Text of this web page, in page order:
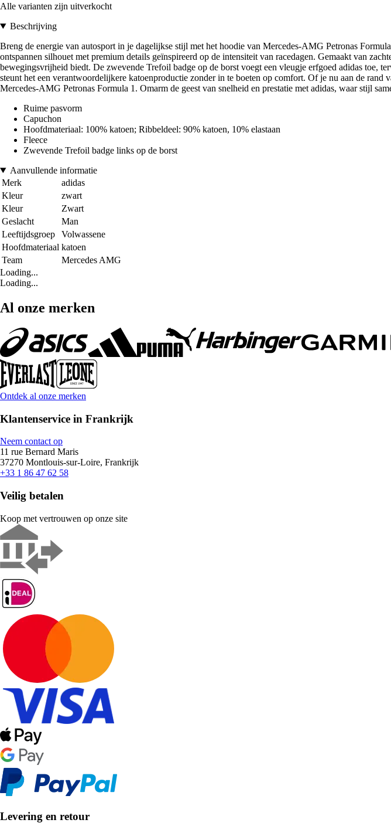
Alle varianten zijn uitverkocht
Beschrijving
Breng de energie van autosport in je dagelijkse stijl met het hoodie van Mercedes-AMG Petronas
ontspannen silhouet met premium details geïnspireerd op de intensiteit van racedagen. Gemaakt van
bewegingsvrijheid biedt. De zwevende Trefoil badge op de borst voegt een vleugje erfgoed adidas toe,
steunt het een verantwoordelijkere katoenproductie zonder in te boeten op comfort. Of je nu aan de
Mercedes-AMG Petronas Formula 1. Omarm de geest van snelheid en prestatie met adidas, waar stijl
Ruime pasvorm
Capuchon
Hoofdmateriaal: 100% katoen; Ribbeldeel: 90% katoen, 10% elastaan
Fleece
Zwevende Trefoil badge links op de borst
Aanvullende informatie
Merk
adidas
Kleur
zwart
Kleur
Zwart
Geslacht
Man
Leeftijdsgroep
Volwassene
Hoofdmateriaal katoen
Team
Mercedes AMG
Loading...
Loading...
Al onze merken
Ontdek al onze merken
Klantenservice in Frankrijk
Neem contact op
11 rue Bernard Maris
37270 Montlouis-sur-Loire, Frankrijk
+33 1 86 47 62 58
Veilig betalen
Koop met vertrouwen op onze site
Levering en retour